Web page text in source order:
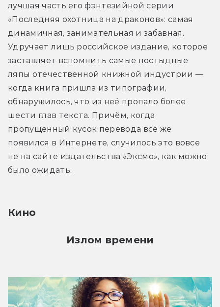
лучшая часть его фэнтезийной серии
«Последняя охотница на драконов»: самая
динамичная, занимательная и забавная.
Удручает лишь российское издание, которое
заставляет вспомнить самые постыдные
ляпы отечественной книжной индустрии —
когда книга пришла из типографии,
обнаружилось, что из неё пропало более
шести глав текста. Причём, когда
пропущенный кусок перевода всё же
появился в Интернете, случилось это вовсе
не на сайте издательства «Эксмо», как можно
было ожидать.
Кино
Излом времени